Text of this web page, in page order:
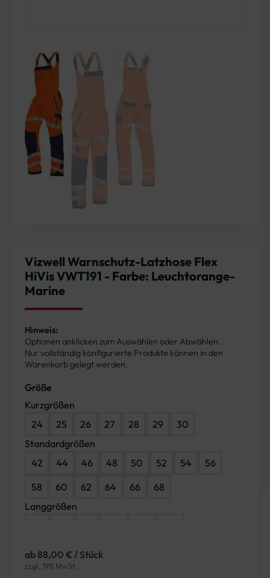
Vizwell Warnschutz-Latzhose Flex
HiVis VWT191 - Farbe: Leuchtorange-
Marine
Hinweis:
Optionen anklicken zum Auswählen oder Abwählen.
Nur vollständig konfigurierte Produkte können in den
Warenkorb gelegt werden.
Größe
Kurzgrößen
24
25 26 27 28 29
30
Standardgrößen
42
44 46 48 50 52 54
56
58
60 62 64 66
68
Langgrößen
ab 88,00 € / Stück
zzgl. 19% MwSt.